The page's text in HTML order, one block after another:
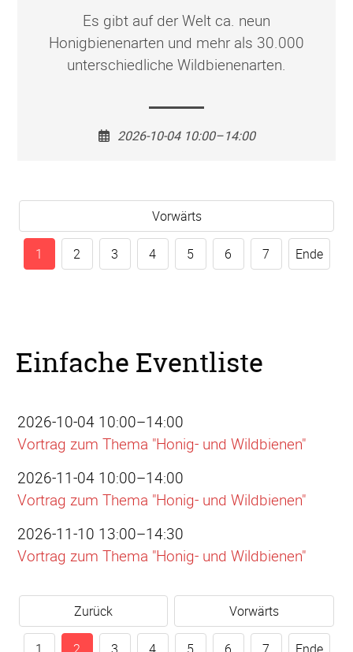
Es gibt auf der Welt ca. neun
Honigbienenarten und mehr als 30.000
unterschiedliche Wildbienenarten.
2026-10-04 10:00–14:00
Vorwärts
1 2 3 4 5 6 7 Ende
Einfache Eventliste
2026-10-04 10:00–14:00
Vortrag zum Thema "Honig- und Wildbienen"
2026-11-04 10:00–14:00
Vortrag zum Thema "Honig- und Wildbienen"
2026-11-10 13:00–14:30
Vortrag zum Thema "Honig- und Wildbienen"
Zurück Vorwärts